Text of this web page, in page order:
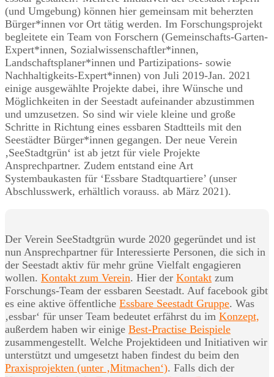
(und Umgebung) können hier gemeinsam mit beherzten
Bürger*innen vor Ort tätig werden. Im Forschungsprojekt
begleitete ein Team von Forschern (Gemeinschafts-Garten-
Expert*innen, Sozialwissenschaftler*innen,
Landschaftsplaner*innen und Partizipations- sowie
Nachhaltigkeits-Expert*innen) von Juli 2019-Jan. 2021
einige ausgewählte Projekte dabei, ihre Wünsche und
Möglichkeiten in der Seestadt aufeinander abzustimmen
und umzusetzen. So sind wir viele kleine und große
Schritte in Richtung eines essbaren Stadtteils mit den
Seestädter Bürger*innen gegangen. Der neue Verein
‚SeeStadtgrün‘ ist ab jetzt für viele Projekte
Ansprechpartner. Zudem entstand eine Art
Systembaukasten für ‘Essbare Stadtquartiere’ (unser
Abschlusswerk, erhältlich vorauss. ab März 2021).
Der Verein SeeStadtgrün wurde 2020 gegeründet und ist
nun Ansprechpartner für Interessierte Personen, die sich in
der Seestadt aktiv für mehr grüne Vielfalt engagieren
wollen. Kontakt zum Verein. Hier der Kontakt zum
Forschungs-Team der essbaren Seestadt. Auf facebook gibt
es eine aktive öffentliche Essbare Seestadt Gruppe. Was
‚essbar‘ für unser Team bedeutet erfährst du im Konzept,
außerdem haben wir einige Best-Practise Beispiele
zusammengestellt. Welche Projektideen und Initiativen wir
unterstützt und umgesetzt haben findest du beim den
Praxisprojekten (unter ‚Mitmachen‘). Falls dich der